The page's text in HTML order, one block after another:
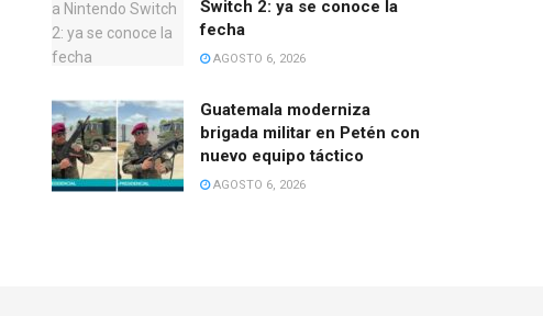
Switch 2: ya se conoce la
fecha
AGOSTO 6, 2026
Guatemala moderniza
brigada militar en Petén con
nuevo equipo táctico
AGOSTO 6, 2026